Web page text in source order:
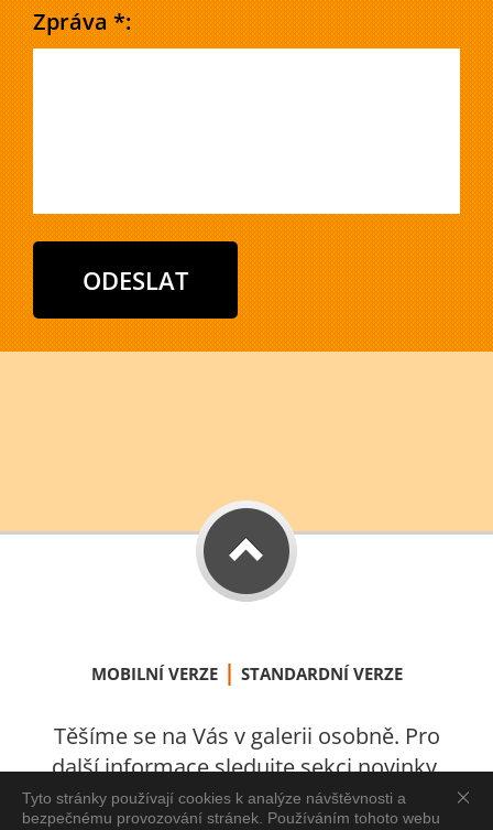
Zpráva *:
Tyto stránky používají cookies k analýze návštěvnosti a
bezpečnému provozování stránek. Používáním tohoto webu
MOBILNÍ VERZE | STANDARDNÍ VERZE
Těšíme se na Vás v galerii osobně. Pro
další informace sledujte sekci novinky.
S láskou vytvořeno v Úštěku 2021.